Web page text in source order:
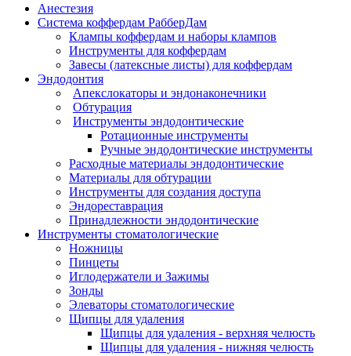
Анестезия
Система коффердам РабберДам
Клампы коффердам и наборы клампов
Инструменты для коффердам
Завесы (латексные листы) для коффердам
Эндодонтия
Апекслокаторы и эндонаконечники
Обтурация
Инструменты эндодонтические
Ротационные инструменты
Ручные эндодонтические инструменты
Расходные материалы эндодонтические
Материалы для обтурации
Инструменты для создания доступа
Эндореставрация
Принадлежности эндодонтические
Инструменты стоматологические
Ножницы
Пинцеты
Иглодержатели и Зажимы
Зонды
Элеваторы стоматологические
Щипцы для удаления
Щипцы для удаления - верхняя челюсть
Щипцы для удаления - нижняя челюсть